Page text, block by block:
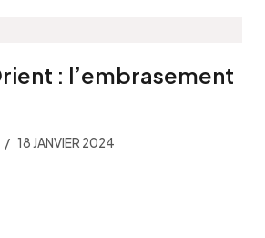
: l’embrasement
18 JANVIER 2024